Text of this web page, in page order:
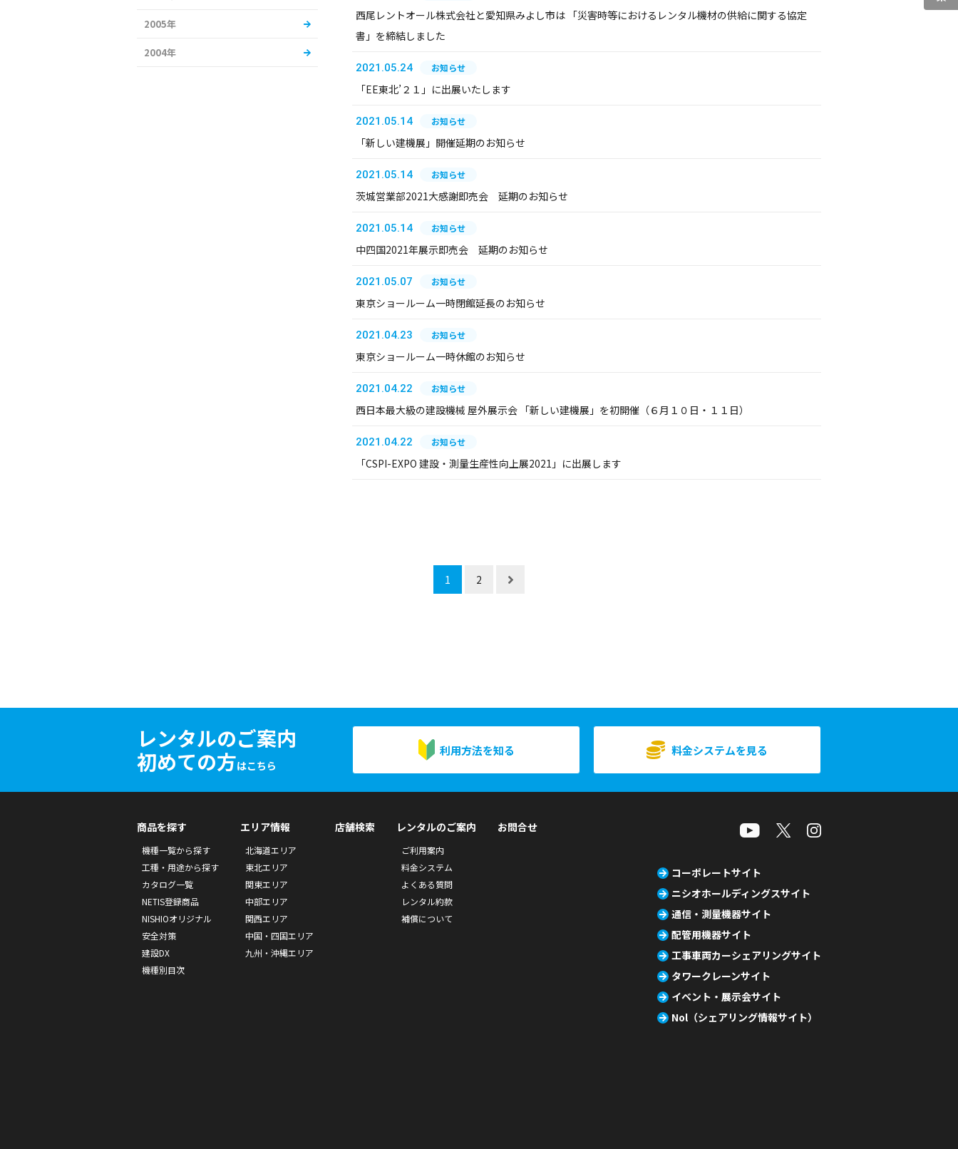
西尾レントオール株式会社と愛知県みよし市は 「災害時等におけるレンタル機材の供給に関する協定
書」を締結しました
2021.05.24 お知らせ
「EE東北’２１」に出展いたします
2021.05.14 お知らせ
「新しい建機展」開催延期のお知らせ
2021.05.14 お知らせ
茨城営業部2021大感謝即売会 延期のお知らせ
2021.05.14 お知らせ
中四国2021年展示即売会 延期のお知らせ
2021.05.07 お知らせ
東京ショールーム一時閉館延長のお知らせ
2021.04.23 お知らせ
東京ショールーム一時休館のお知らせ
2021.04.22 お知らせ
西日本最大級の建設機械 屋外展示会 「新しい建機展」を初開催（６月１０日・１１日）
2021.04.22 お知らせ
「CSPI-EXPO 建設・測量生産性向上展2021」に出展します
1 2
2005年
2004年
レンタルのご案内
初めての方はこちら
利用方法を知る 料金システムを見る
商品を探す
機種一覧から探す
工種・用途から探す
カタログ一覧
NETIS登録商品
NISHIOオリジナル
安全対策
建設DX
機種別目次
エリア情報
北海道エリア
東北エリア
関東エリア
中部エリア
関西エリア
中国・四国エリア
九州・沖縄エリア
店舗検索 レンタルのご案内
ご利用案内
料金システム
よくある質問
レンタル約款
補償について
お問合せ
コーポレートサイト
ニシオホールディングスサイト
通信・測量機器サイト
配管用機器サイト
工事車両カーシェアリングサイト
タワークレーンサイト
イベント・展示会サイト
Nol（シェアリング情報サイト）